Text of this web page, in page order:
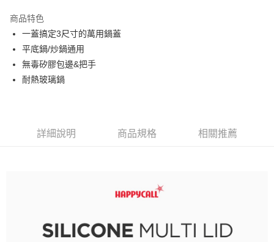
悠遊付
AFTEE先享後付
相關說明
【關於「AFTEE先享後付」】
３．安心：先確認商品／服務後，再付款。
２．訂單成立數日內，您將收到繳費通知簡訊。
※ 請注意：結帳手續完成當下不需立刻繳費，但若您需要取消訂單，請聯絡
購買商品的店家。未經商家同意取消之訂單仍視為有效，需透過AFTEE先享
商品特色
一蓋搞定3尺寸的萬用鍋蓋
平底鍋/炒鍋通用
無毒矽膠包邊&把手
耐熱玻璃鍋
詳細說明 商品規格 相關推薦